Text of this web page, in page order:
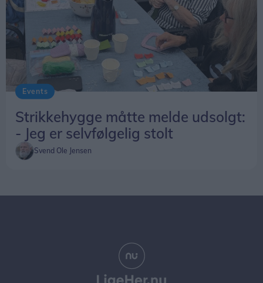
Events
Strikkehygge måtte melde udsolgt:
- Jeg er selvfølgelig stolt
Svend Ole Jensen